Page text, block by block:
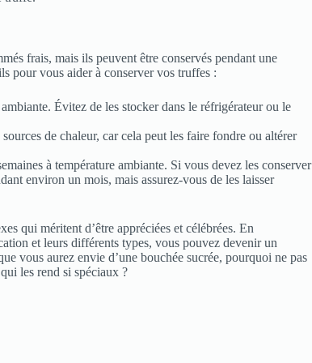
frais, mais ils peuvent être conservés pendant une
pour vous aider à conserver vos truffes :
Évitez de les stocker dans le réfrigérateur ou le
de chaleur, car cela peut les faire fondre ou altérer
à température ambiante. Si vous devez les conserver
environ un mois, mais assurez-vous de les laisser
qui méritent d’être appréciées et célébrées. En
et leurs différents types, vous pouvez devenir un
vous aurez envie d’une bouchée sucrée, pourquoi ne pas
les rend si spéciaux ?